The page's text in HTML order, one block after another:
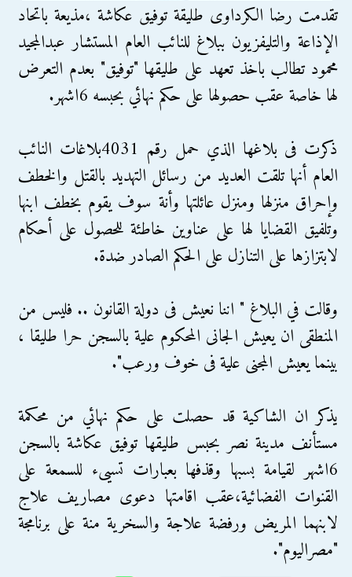
تقدمت رضا الكرداوى طليقة توفيق عكاشة ،مذيعة باتحاد
الإذاعة والتليفزيون ببلاغ للنائب العام المستشار عبدالمجيد
محمود تطالب باخذ تعهد على طليقها "توفيق" بعدم التعرض
لها خاصة عقب حصولها على حكم نهائي بحبسه 6اشهر.
ذكرت فى بلاغها الذي حمل رقم 4031بلاغات النائب
العام أنها تلقت العديد من رسائل التهديد بالقتل والخطف
وإحراق منزلها ومنزل عائلتها وأنة سوف يقوم بخطف ابنها
وتلفيق القضايا لها على عناوين خاطئة للحصول على أحكام
لابتزازها على التنازل على الحكم الصادر ضدة.
وقالت في البلاغ " اننا نعيش فى دولة القانون .. فليس من
المنطقى ان يعيش الجانى المحكوم علية بالسجن حرا طليقا ،
بينما يعيش المجنى علية فى خوف ورعب".
يذكر ان الشاكية قد حصلت على حكم نهائي من محكمة
مستأنف مدينة نصر بحبس طليقها توفيق عكاشة بالسجن
6اشهر لقيامة بسبها وقذفها بعبارات تسيىء للسمعة على
القنوات الفضائية،عقب اقامتها دعوى مصاريف علاج
لابنهما المريض ورفضة علاجة والسخرية منة على برنامجة
"مصراليوم".